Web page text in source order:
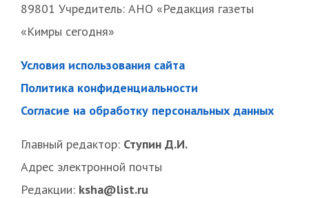
89801 Учредитель: АНО «Редакция газеты
«Кимры сегодня»
Условия использования сайта
Политика конфиденциальности
Согласие на обработку персональных данных
Главный редактор: Ступин Д.И.
Адрес электронной почты
Редакции: ksha@list.ru